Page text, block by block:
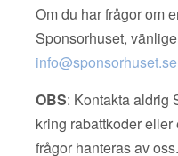
Om du har frågor om
Sponsorhuset,
info@sponsorhuset.se
OBS: Kontakta aldrig
kring rabattkoder
frågor hanteras av